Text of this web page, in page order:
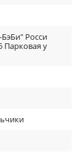
Росси
Парковая у